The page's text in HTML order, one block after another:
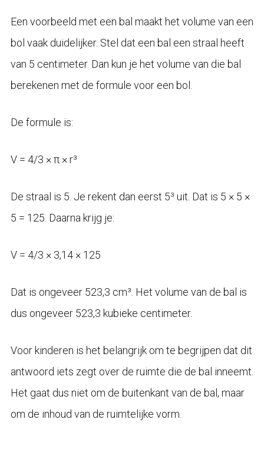
Een voorbeeld met een bal maakt het volume van een
bol vaak duidelijker. Stel dat een bal een straal heeft
van 5 centimeter. Dan kun je het volume van die bal
berekenen met de formule voor een bol.
De formule is:
V = 4/3 × π × r³
De straal is 5. Je rekent dan eerst 5³ uit. Dat is 5 × 5 ×
5 = 125. Daarna krijg je:
V = 4/3 × 3,14 × 125
Dat is ongeveer 523,3 cm³. Het volume van de bal is
dus ongeveer 523,3 kubieke centimeter.
Voor kinderen is het belangrijk om te begrijpen dat dit
antwoord iets zegt over de ruimte die de bal inneemt.
Het gaat dus niet om de buitenkant van de bal, maar
om de inhoud van de ruimtelijke vorm.